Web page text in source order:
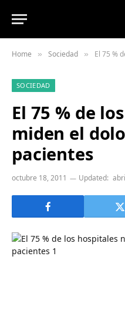
Home » Sociedad » El 75 % de
SOCIEDAD
El 75 % de
miden el
pacientes
octubre 18, 2011 Updated: